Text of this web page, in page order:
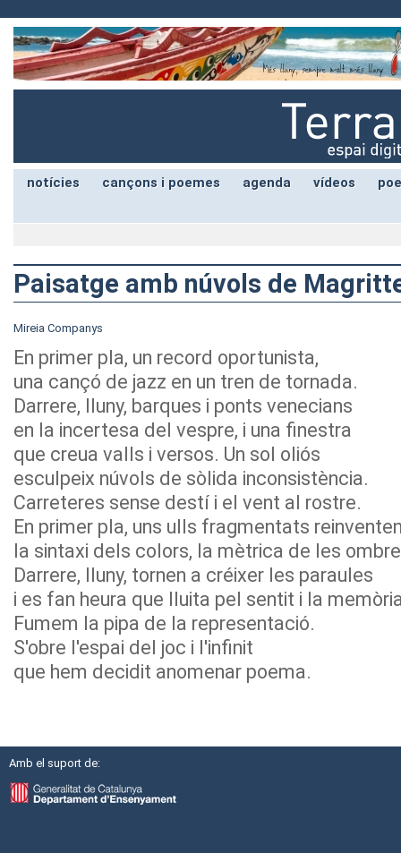
notícies cançons i poemes agenda vídeos
Paisatge amb núvols de
Mireia Companys
En primer pla, un record oportunista,
una cançó de jazz en un tren de tornada.
Darrere, lluny, barques i ponts venecians
en la incertesa del vespre, i una finestra
que creua valls i versos. Un sol oliós
esculpeix núvols de sòlida inconsistència.
Carreteres sense destí i el vent al rostre.
En primer pla, uns ulls fragmentats
la sintaxi dels colors, la mètrica de les
Darrere, lluny, tornen a créixer les paraules
i es fan heura que lluita pel sentit i la
Fumem la pipa de la representació.
S'obre l'espai del joc i l'infinit
que hem decidit anomenar poema.
Amb el suport de: